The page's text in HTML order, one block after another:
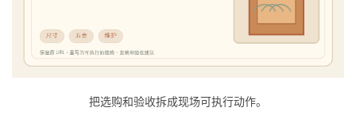
门
把选购和验收拆成现场可执行动作。